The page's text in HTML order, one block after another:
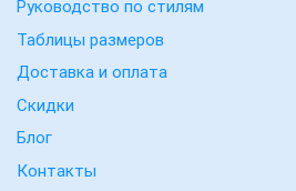
Руководство по стилям
Таблицы размеров
Доставка и оплата
Скидки
Блог
Контакты